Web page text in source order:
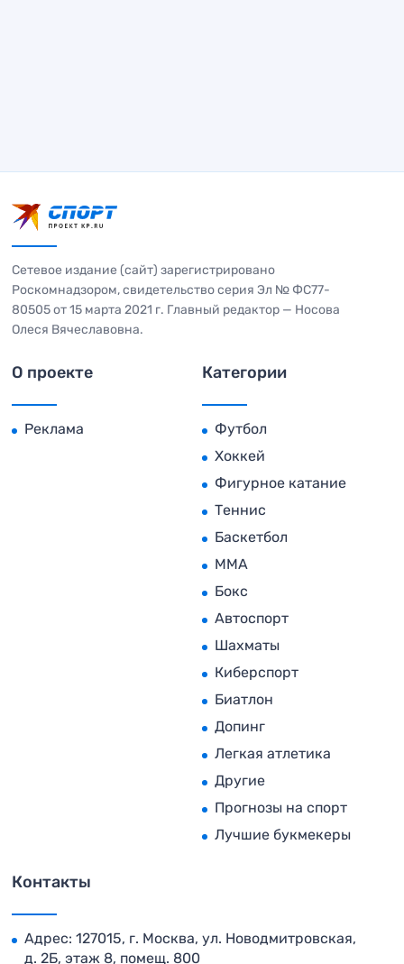
Сетевое издание (сайт) зарегистрировано
Роскомнадзором, свидетельство серия Эл № ФС77-
80505 от 15 марта 2021 г. Главный редактор — Носова
Олеся Вячеславовна.
О проекте
Реклама
Категории
Футбол
Хоккей
Фигурное катание
Теннис
Баскетбол
MMA
Бокс
Автоспорт
Шахматы
Киберспорт
Биатлон
Допинг
Легкая атлетика
Другие
Прогнозы на спорт
Лучшие букмекеры
Контакты
Адрес: 127015, г. Москва, ул. Новодмитровская,
д. 2Б, этаж 8, помещ. 800